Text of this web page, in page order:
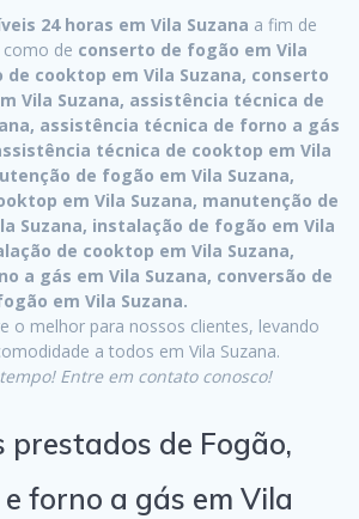
24 horas em Vila Suzana a fim de
de conserto de fogão em Vila
de cooktop em Vila Suzana, conserto
Vila Suzana, assistência técnica de
assistência técnica de forno a gás
técnica de cooktop em Vila
de fogão em Vila Suzana,
em Vila Suzana, manutenção de
Suzana, instalação de fogão em Vila
de cooktop em Vila Suzana,
a gás em Vila Suzana, conversão de
em Vila Suzana.
o melhor para nossos clientes, levando
a todos em Vila Suzana.
Entre em contato conosco!
prestados de Fogão,
forno a gás em Vila